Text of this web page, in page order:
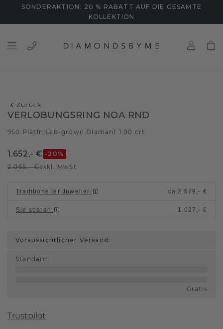
SONDERAKTION: 20 % RABATT AUF DIE GESAMTE
KOLLEKTION
Zurück
VERLOBUNGSRING NOA RND
950 Platin Lab-grown Diamant 1.00 crt
1.652,- € -20 %
2.065,- €exkl. MwSt
Traditioneller Juwelier : ca.2.679,- €
Sie sparen : 1.027,- €
Voraussichtlicher Versand:
Standard :
Gratis
Trustpilot